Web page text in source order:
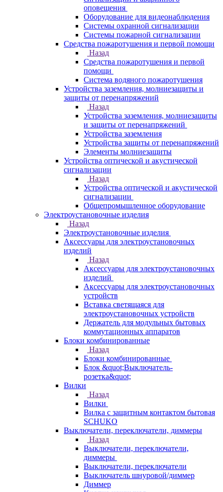
оповещения
Оборудование для видеонаблюдения
Системы охранной сигнализации
Системы пожарной сигнализации
Средства пожаротушения и первой помощи
Назад
Средства пожаротушения и первой
помощи
Система водяного пожаротушения
Устройства заземления, молниезащиты и
защиты от перенапряжений
Назад
Устройства заземления, молниезащиты
и защиты от перенапряжений
Устройства заземления
Устройства защиты от перенапряжений
Элементы молниезащиты
Устройства оптической и акустической
сигнализации
Назад
Устройства оптической и акустической
сигнализации
Общепромышленное оборудование
Электроустановочные изделия
Назад
Электроустановочные изделия
Аксессуары для электроустановочных
изделий
Назад
Аксессуары для электроустановочных
изделий
Аксессуары для электроустановочных
устройств
Вставка светящаяся для
электроустановочных устройств
Держатель для модульных бытовых
коммутационных аппаратов
Блоки комбинированные
Назад
Блоки комбинированные
Блок &quot;Выключатель-
розетка&quot;
Вилки
Назад
Вилки
Вилка с защитным контактом бытовая
SCHUKO
Выключатели, переключатели, диммеры
Назад
Выключатели, переключатели,
диммеры
Выключатели, переключатели
Выключатель шнуровой/диммер
Диммер